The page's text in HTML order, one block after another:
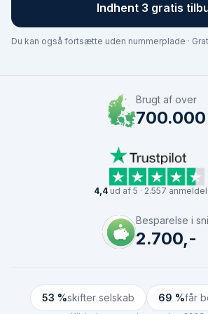
Indhent 3 gratis
Du kan også fortsætte uden nummerplade ·
Brugt af over
700.000
4,4ud af 5 · 2.557
Besparelse i
2.700,-
53 %skifter selskab 69 %får